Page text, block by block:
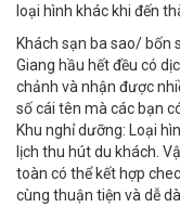
loại hình khác khi đến
Khách sạn ba sao/ bốn
Giang hầu hết đều có
chảnh và nhận được
số cái tên mà các bạn
Khu nghỉ dưỡng: Loại
lịch thu hút du khách.
toàn có thể kết hợp
cùng thuận tiện và dễ